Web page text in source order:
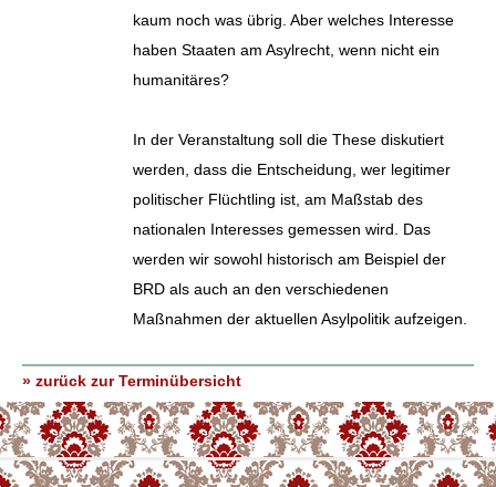
kaum noch was übrig. Aber welches Interesse
haben Staaten am Asylrecht, wenn nicht ein
humanitäres?
In der Veranstaltung soll die These diskutiert
werden, dass die Entscheidung, wer legitimer
politischer Flüchtling ist, am Maßstab des
nationalen Interesses gemessen wird. Das
werden wir sowohl historisch am Beispiel der
BRD als auch an den verschiedenen
Maßnahmen der aktuellen Asylpolitik aufzeigen.
» zurück zur Terminübersicht